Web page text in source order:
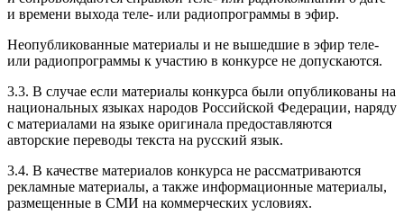
и времени выхода теле- или радиопрограммы в эфир.
Неопубликованные материалы и не вышедшие в эфир теле-
или радиопрограммы к участию в конкурсе не допускаются.
3.3. В случае если материалы конкурса были опубликованы на
национальных языках народов Российской Федерации, наряду
с материалами на языке оригинала предоставляются
авторские переводы текста на русский язык.
3.4. В качестве материалов конкурса не рассматриваются
рекламные материалы, а также информационные материалы,
размещенные в СМИ на коммерческих условиях.